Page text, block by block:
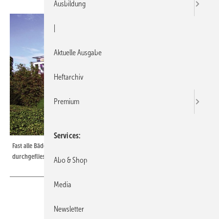
Fast alle Bäder im Wohnpark Niederfeld verfügen über einen bodengleich
durchgefliesten Duschbereich.
Ausbildung
Aktuelle Ausgabe
Heftarchiv
Premium
Services
Abo & Shop
Media
Newsletter